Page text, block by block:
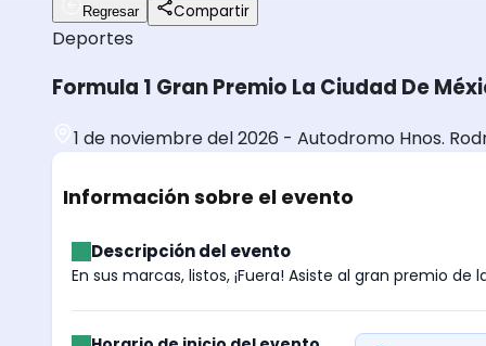
Regresar Compartir
Deportes
Formula 1 Gran Premio La Ciudad De
1 de noviembre del 2026 - Autodromo Hnos.
Información sobre el evento
Descripción del evento
En sus marcas, listos, ¡Fuera! Asiste al gran premio